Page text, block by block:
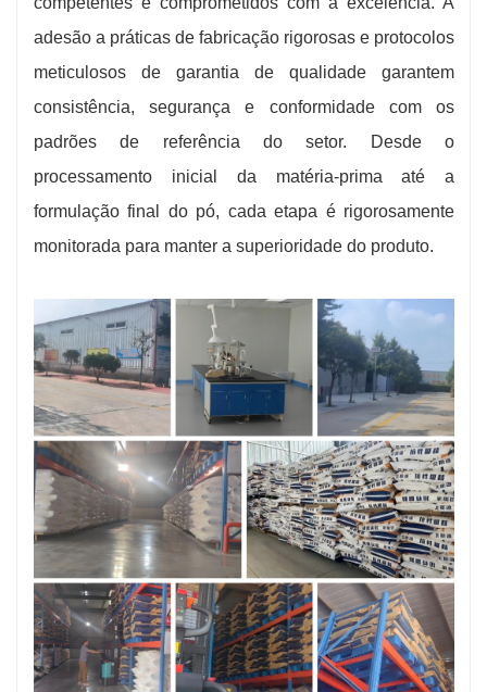
adesão a práticas de fabricação rigorosas e protocolos
meticulosos de garantia de qualidade garantem
consistência, segurança e conformidade com os
padrões de referência do setor. Desde o
processamento inicial da matéria-prima até a
formulação final do pó, cada etapa é rigorosamente
monitorada para manter a superioridade do produto.